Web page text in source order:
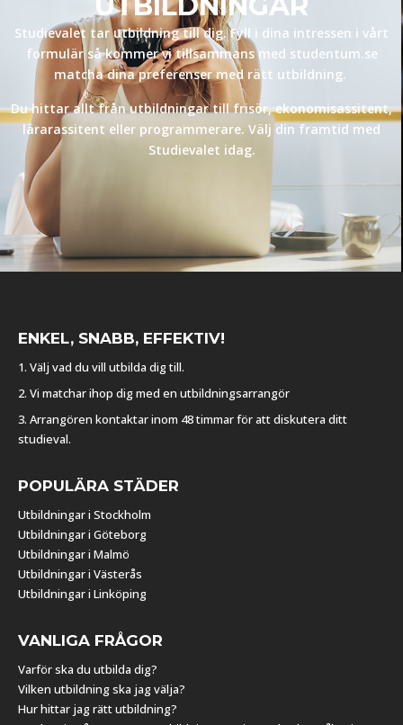
Studievalet tar utbildning till dig. Fyll i dina intressen i vårt
formulär så kommer vi tillsammans med studentum.se
matcha dina preferenser med rätt utbildning.
Du hittar allt från utbildningar till frisör, ekonomisassitent,
lärarassitent eller programmerare. Välj din framtid med
Studievalet idag.
ENKEL, SNABB, EFFEKTIV!
1. Välj vad du vill utbilda dig till.
2. Vi matchar ihop dig med en utbildningsarrangör
3. Arrangören kontaktar inom 48 timmar för att diskutera ditt
studieval.
POPULÄRA STÄDER
Utbildningar i Stockholm
Utbildningar i Göteborg
Utbildningar i Malmö
Utbildningar i Västerås
Utbildningar i Linköping
VANLIGA FRÅGOR
Varför ska du utbilda dig?
Vilken utbildning ska jag välja?
Hur hittar jag rätt utbildning?